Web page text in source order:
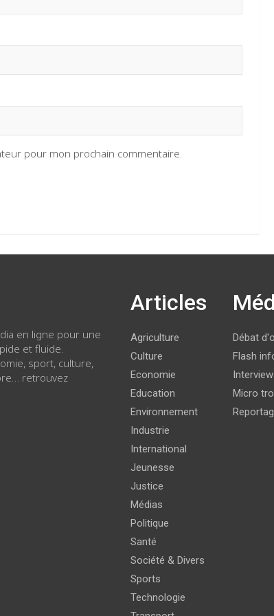
pour mon prochain commentaire.
en ligne pour une
et fluide.
sport, culture,
retrouvez
Articles
Agriculture
Culture
Economie
Education
Environnement
Industrie
International
Jeunesse
Justice
Médias
Politique
Santé
Société & Divers
Sports
Technologie
Débat
Flash
Micro